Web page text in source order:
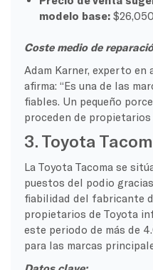
modelo base: $26,050
Coste medio de
Adam Karner, experto en
afirma: “Es una de las
fiables. Un pequeño
proceden de propietarios
3. Toyota
La Toyota Tacoma se
puestos del podio
fiabilidad del fabricante
propietarios de Toyota
este periodo de más de
para las marcas